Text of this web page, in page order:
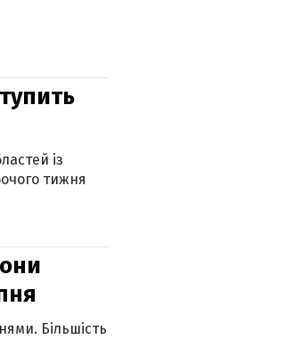
із
тижня
Більшість